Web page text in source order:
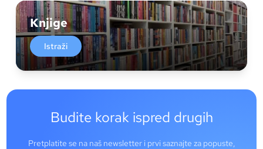
Knjige
Istraži
Budite korak ispred drugih
Pretplatite se na naš newsletter i prvi saznajte za popuste,